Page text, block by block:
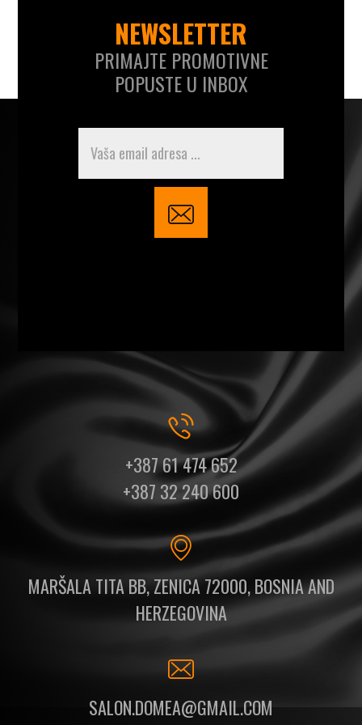
NEWSLETTER
PRIMAJTE PROMOTIVNE
POPUSTE U INBOX
+387 61 474 652
+387 32 240 600
MARŠALA TITA BB, ZENICA 72000, BOSNIA AND
HERZEGOVINA
SALON.DOMEA@GMAIL.COM